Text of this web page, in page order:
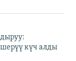
күч алды